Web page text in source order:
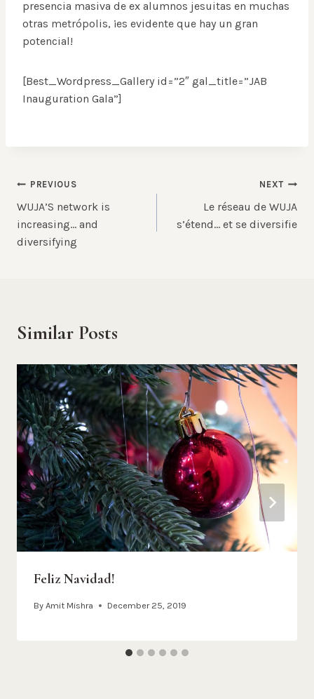
presencia masiva de ex alumnos jesuitas en muchas
otras metrópolis, ¡es evidente que hay un gran
potencial!
[Best_Wordpress_Gallery id=”2″ gal_title=”JAB
Inauguration Gala”]
Post
navigation
PREVIOUS
WUJA’S network is
increasing… and
diversifying
NEXT
Le réseau de WUJA
s’étend… et se diversifie
Similar Posts
Feliz Navidad!
By Amit Mishra December 25, 2019